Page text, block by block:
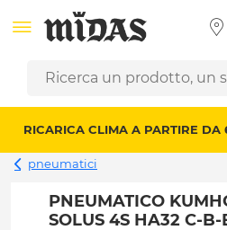
RICARICA CLIMA A PARTIRE DA
pneumatici
PNEUMATICO
SOLUS 4S HA32 C-B-